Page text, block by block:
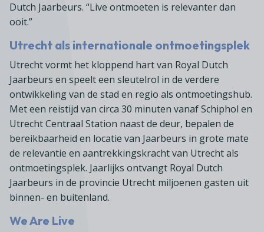
Dutch Jaarbeurs. “Live ontmoeten is relevanter dan
ooit.”
Utrecht als internationale ontmoetingsplek
Utrecht vormt het kloppend hart van Royal Dutch
Jaarbeurs en speelt een sleutelrol in de verdere
ontwikkeling van de stad en regio als ontmoetingshub.
Met een reistijd van circa 30 minuten vanaf Schiphol en
Utrecht Centraal Station naast de deur, bepalen de
bereikbaarheid en locatie van Jaarbeurs in grote mate
de relevantie en aantrekkingskracht van Utrecht als
ontmoetingsplek. Jaarlijks ontvangt Royal Dutch
Jaarbeurs in de provincie Utrecht miljoenen gasten uit
binnen- en buitenland.
We Are Live